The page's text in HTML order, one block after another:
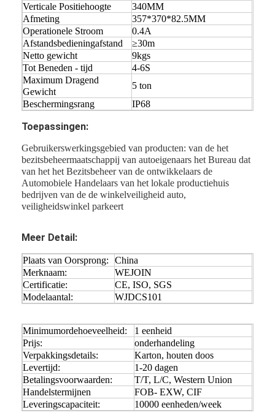
Fabriekstocht
Kwaliteitscontrole
Nieuws
Gevallen
Ga Nu Praten.
tourniquet barrière poort
Parkeren Barrier Gate
Automatische slagboom
Tolpoortbarrière
Boom barrière Gate
Statief tourniquet Gate
Advertentiebelemmering
De Poort van de de niet-lentebarrière
Verticale Positiehoogte
340MM
Afmeting
357*370*82.5MM
Operationele Stroom
0.4A
Afstandsbedieningafstand
≥30m
Netto gewicht
9kgs
Tot Beneden - tijd
4-6S
Maximum Dragend
Gewicht
5 ton
Beschermingsrang
IP68
Toepassingen:
Gebruikerswerkingsgebied van producten: van de het
bezitsbeheermaatschappij van autoeigenaars het Bureau dat
van het het Bezitsbeheer van de ontwikkelaars de
Automobiele Handelaars van het lokale productiehuis
bedrijven van de de winkelveiligheid auto,
veiligheidswinkel parkeert
Meer Detail:
Plaats van Oorsprong:
China
Merknaam:
WEJOIN
Certificatie:
CE, ISO, SGS
Modelaantal:
WJDCS101
Minimumordehoeveelheid:
1 eenheid
Prijs:
onderhandeling
Verpakkingsdetails:
Karton, houten doos
Levertijd:
1-20 dagen
Betalingsvoorwaarden:
T/T, L/C, Western Union
Handelstermijnen
FOB- EXW, CIF
Leveringscapaciteit:
10000 eenheden/week